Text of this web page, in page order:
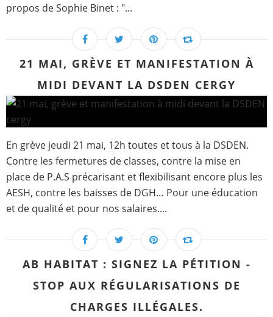
propos de Sophie Binet : "...
21 MAI, GRÈVE ET MANIFESTATION À
MIDI DEVANT LA DSDEN CERGY
En grève jeudi 21 mai, 12h toutes et tous à la DSDEN.
Contre les fermetures de classes, contre la mise en
place de P.A.S précarisant et flexibilisant encore plus les
AESH, contre les baisses de DGH… Pour une éducation
et de qualité et pour nos salaires....
AB HABITAT : SIGNEZ LA PÉTITION -
STOP AUX RÉGULARISATIONS DE
CHARGES ILLÉGALES.